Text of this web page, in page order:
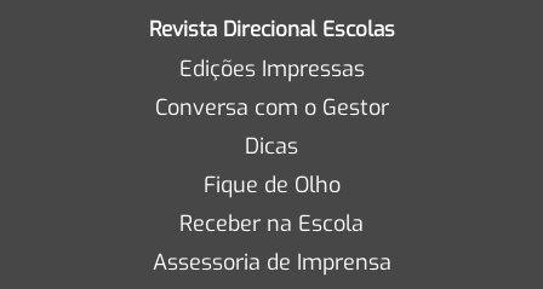
Revista Direcional Escolas
Edições Impressas
Conversa com o Gestor
Dicas
Fique de Olho
Receber na Escola
Assessoria de Imprensa